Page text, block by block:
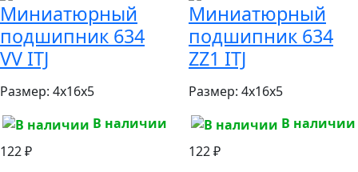
Миниатюрный
подшипник 634
VV ITJ
Размер: 4x16x5
В наличии
122 ₽
Миниатюрный
подшипник 634
ZZ1 ITJ
Размер: 4x16x5
В наличии
122 ₽